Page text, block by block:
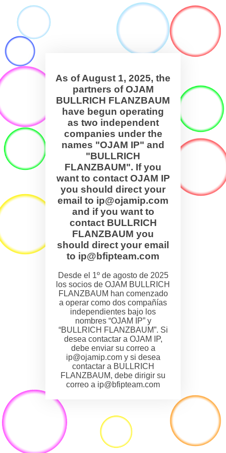
As of August 1, 2025, the
partners of OJAM
BULLRICH FLANZBAUM
have begun operating
as two independent
companies under the
names "OJAM IP" and
"BULLRICH
FLANZBAUM". If you
want to contact OJAM IP
you should direct your
email to ip@ojamip.com
and if you want to
contact BULLRICH
FLANZBAUM you
should direct your email
to ip@bfipteam.com
Desde el 1º de agosto de 2025
los socios de OJAM BULLRICH
FLANZBAUM han comenzado
a operar como dos compañías
independientes bajo los
nombres “OJAM IP” y
“BULLRICH FLANZBAUM”. Si
desea contactar a OJAM IP,
debe enviar su correo a
ip@ojamip.com y si desea
contactar a BULLRICH
FLANZBAUM, debe dirigir su
correo a ip@bfipteam.com